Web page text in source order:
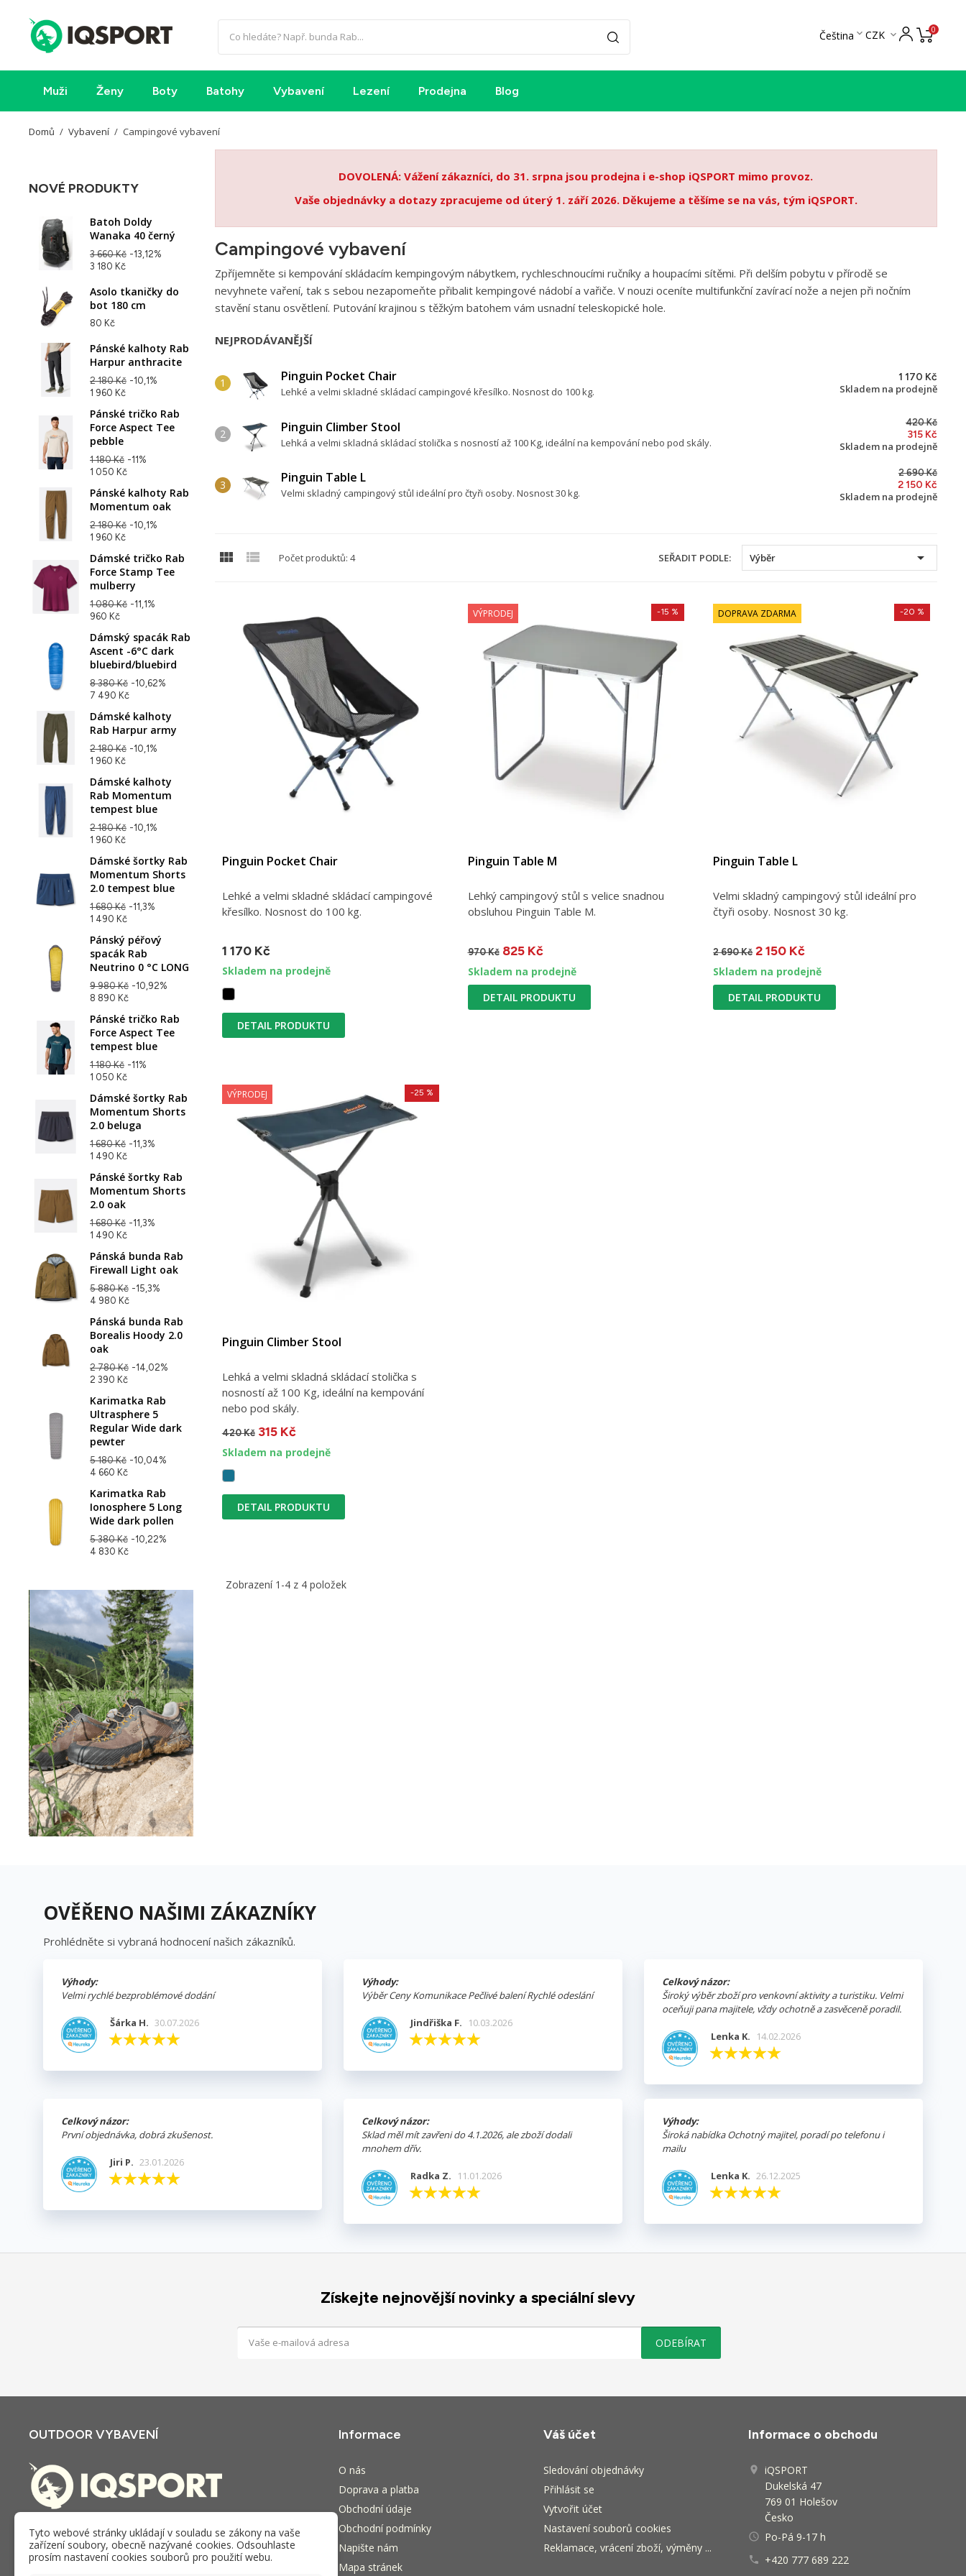
Čeština  CZK  0
Muži Ženy Boty Batohy Vybavení Lezení Prodejna Blog
Domů Vybavení Campingové vybavení
NOVÉ PRODUKTY
Batoh Doldy
Wanaka 40 černý
3 660 Kč -13,12%
3 180 Kč
Asolo tkaničky do
bot 180 cm
80 Kč
Pánské kalhoty Rab
Harpur anthracite
2 180 Kč -10,1%
1 960 Kč
Pánské tričko Rab
Force Aspect Tee
pebble
1 180 Kč -11%
1 050 Kč
Pánské kalhoty Rab
Momentum oak
2 180 Kč -10,1%
1 960 Kč
Dámské tričko Rab
Force Stamp Tee
mulberry
1 080 Kč -11,1%
960 Kč
Dámský spacák Rab
Ascent -6°C dark
bluebird/bluebird
8 380 Kč -10,62%
7 490 Kč
Dámské kalhoty
Rab Harpur army
2 180 Kč -10,1%
1 960 Kč
Dámské kalhoty
Rab Momentum
tempest blue
2 180 Kč -10,1%
1 960 Kč
Dámské šortky Rab
Momentum Shorts
2.0 tempest blue
1 680 Kč -11,3%
1 490 Kč
Pánský péřový
spacák Rab
Neutrino 0 °C LONG
9 980 Kč -10,92%
8 890 Kč
Pánské tričko Rab
Force Aspect Tee
tempest blue
1 180 Kč -11%
1 050 Kč
Dámské šortky Rab
Momentum Shorts
2.0 beluga
1 680 Kč -11,3%
1 490 Kč
Pánské šortky Rab
Momentum Shorts
2.0 oak
1 680 Kč -11,3%
1 490 Kč
Pánská bunda Rab
Firewall Light oak
5 880 Kč -15,3%
4 980 Kč
Pánská bunda Rab
Borealis Hoody 2.0
oak
2 780 Kč -14,02%
2 390 Kč
Karimatka Rab
Ultrasphere 5
Regular Wide dark
pewter
5 180 Kč -10,04%
4 660 Kč
Karimatka Rab
Ionosphere 5 Long
Wide dark pollen
5 380 Kč -10,22%
4 830 Kč
DOVOLENÁ: Vážení zákazníci, do 31. srpna jsou prodejna i e-shop iQSPORT mimo provoz.
Vaše objednávky a dotazy zpracujeme od úterý 1. září 2026. Děkujeme a těšíme se na vás, tým iQSPORT.
Campingové vybavení
Zpříjemněte si kempování skládacím kempingovým nábytkem, rychleschnoucími ručníky a houpacími sítěmi. Při delším pobytu v přírodě se
nevyhnete vaření, tak s sebou nezapomeňte přibalit kempingové nádobí a vařiče. V nouzi oceníte multifunkční zavírací nože a nejen při nočním
stavění stanu osvětlení. Putování krajinou s těžkým batohem vám usnadní teleskopické hole.
NEJPRODÁVANĚJŠÍ
Pinguin Pocket Chair
Lehké a velmi skladné skládací campingové křesílko. Nosnost do 100 kg.
1 170 Kč
Skladem na prodejně
Pinguin Climber Stool
Lehká a velmi skladná skládací stolička s nosností až 100 Kg, ideální na kempování nebo pod skály.
420 Kč
315 Kč
Skladem na prodejně
Pinguin Table L
Velmi skladný campingový stůl ideální pro čtyři osoby. Nosnost 30 kg.
2 690 Kč
2 150 Kč
Skladem na prodejně
  Počet produktů: 4 SEŘADIT PODLE: Výběr 
Pinguin Pocket Chair
Lehké a velmi skladné skládací campingové
křesílko. Nosnost do 100 kg.
1 170 Kč
Skladem na prodejně
DETAIL PRODUKTU
VÝPRODEJ
Pinguin Table M
Lehký campingový stůl s velice snadnou
obsluhou Pinguin Table M.
970 Kč
-15 %
825 Kč
Skladem na prodejně
DETAIL PRODUKTU
DOPRAVA ZDARMA
Pinguin Table L
Velmi skladný campingový stůl ideální pro
čtyři osoby. Nosnost 30 kg.
2 690 Kč
-20 %
2 150 Kč
Skladem na prodejně
DETAIL PRODUKTU
VÝPRODEJ
Pinguin Climber Stool
Lehká a velmi skladná skládací stolička s
nosností až 100 Kg, ideální na kempování
nebo pod skály.
420 Kč
-25 %
315 Kč
Skladem na prodejně
DETAIL PRODUKTU
Zobrazení 1-4 z 4 položek
OVĚŘENO NAŠIMI ZÁKAZNÍKY
Prohlédněte si vybraná hodnocení našich zákazníků.
Výhody:
Velmi rychlé bezproblémové dodání
Šárka H. 30.07.2026
Výhody:
Výběr Ceny Komunikace Pečlivé balení Rychlé odeslání
Jindřiška F. 10.03.2026
Celkový názor:
Široký výběr zboží pro venkovní aktivity a turistiku. Velmi
oceňuji pana majitele, vždy ochotně a zasvěceně poradil.
Lenka K. 14.02.2026
Celkový názor:
První objednávka, dobrá zkušenost.
Jiri P. 23.01.2026
Celkový názor:
Sklad měl mít zavřeni do 4.1.2026, ale zboží dodali
mnohem dřív.
Radka Z. 11.01.2026
Výhody:
Široká nabídka Ochotný majitel, poradí po telefonu i
mailu
Lenka K. 26.12.2025
Získejte nejnovější novinky a speciální slevy
OUTDOOR VYBAVENÍ
E-shop a kamenná prodejna iQSPORT v Holešově. Zboží,
služby a poradenství v oblastí outdooru poskytujeme od
roku 2005.
Informace
O nás
Doprava a platba
Obchodní údaje
Obchodní podmínky
Napište nám
Mapa stránek
Váš účet
Sledování objednávky
Přihlásit se
Vytvořit účet
Nastavení souborů cookies
Reklamace, vrácení zboží, výměny ...
Informace o obchodu

iQSPORT
Dukelská 47
769 01 Holešov
Česko
access_time Po-Pá 9-17 h
 +420 777 689 222
Tyto webové stránky ukládají v souladu se zákony na vaše
zařízení soubory, obecně nazývané cookies. Odsouhlaste
prosím nastavení cookies souborů pro použití webu.